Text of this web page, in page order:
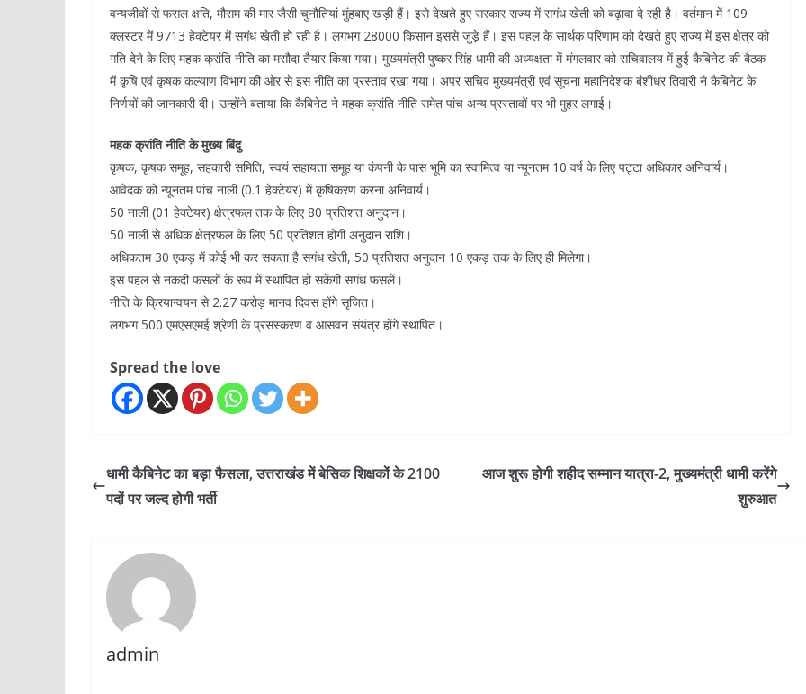
वन्यजीवों से फसल क्षति, मौसम की मार जैसी चुनौतियां मुंहबाए खड़ी हैं। इसे देखते हुए सरकार राज्य में सगंध खेती को बढ़ावा दे रही है। वर्तमान में 109
क्लस्टर में 9713 हेक्टेयर में सगंध खेती हो रही है। लगभग 28000 किसान इससे जुड़े हैं। इस पहल के सार्थक परिणाम को देखते हुए राज्य में इस क्षेत्र को
गति देने के लिए महक क्रांति नीति का मसौदा तैयार किया गया। मुख्यमंत्री पुष्कर सिंह धामी की अध्यक्षता में मंगलवार को सचिवालय में हुई कैबिनेट की बैठक
में कृषि एवं कृषक कल्याण विभाग की ओर से इस नीति का प्रस्ताव रखा गया। अपर सचिव मुख्यमंत्री एवं सूचना महानिदेशक बंशीधर तिवारी ने कैबिनेट के
निर्णयों की जानकारी दी। उन्होंने बताया कि कैबिनेट ने महक क्रांति नीति समेत पांच अन्य प्रस्तावों पर भी मुहर लगाई।
महक क्रांति नीति के मुख्य बिंदु
कृषक, कृषक समूह, सहकारी समिति, स्वयं सहायता समूह या कंपनी के पास भूमि का स्वामित्व या न्यूनतम 10 वर्ष के लिए पट्टा अधिकार अनिवार्य।
आवेदक को न्यूनतम पांच नाली (0.1 हेक्टेयर) में कृषिकरण करना अनिवार्य।
50 नाली (01 हेक्टेयर) क्षेत्रफल तक के लिए 80 प्रतिशत अनुदान।
50 नाली से अधिक क्षेत्रफल के लिए 50 प्रतिशत होगी अनुदान राशि।
अधिकतम 30 एकड़ में कोई भी कर सकता है सगंध खेती, 50 प्रतिशत अनुदान 10 एकड़ तक के लिए ही मिलेगा।
इस पहल से नकदी फसलों के रूप में स्थापित हो सकेंगी सगंध फसलें।
नीति के क्रियान्वयन से 2.27 करोड़ मानव दिवस होंगे सृजित।
लगभग 500 एमएसएमई श्रेणी के प्रसंस्करण व आसवन संयंत्र होंगे स्थापित।
Spread the love
धामी कैबिनेट का बड़ा फैसला, उत्तराखंड में बेसिक शिक्षकों के 2100
पदों पर जल्द होगी भर्ती
आज शुरू होगी शहीद सम्मान यात्रा-2, मुख्यमंत्री धामी करेंगे
शुरुआत
admin